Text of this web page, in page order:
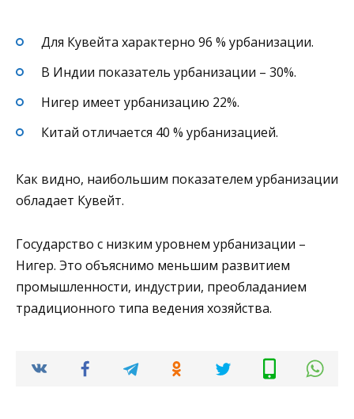
Для Кувейта характерно 96 % урбанизации.
В Индии показатель урбанизации – 30%.
Нигер имеет урбанизацию 22%.
Китай отличается 40 % урбанизацией.
Как видно, наибольшим показателем урбанизации
обладает Кувейт.
Государство с низким уровнем урбанизации –
Нигер. Это объяснимо меньшим развитием
промышленности, индустрии, преобладанием
традиционного типа ведения хозяйства.